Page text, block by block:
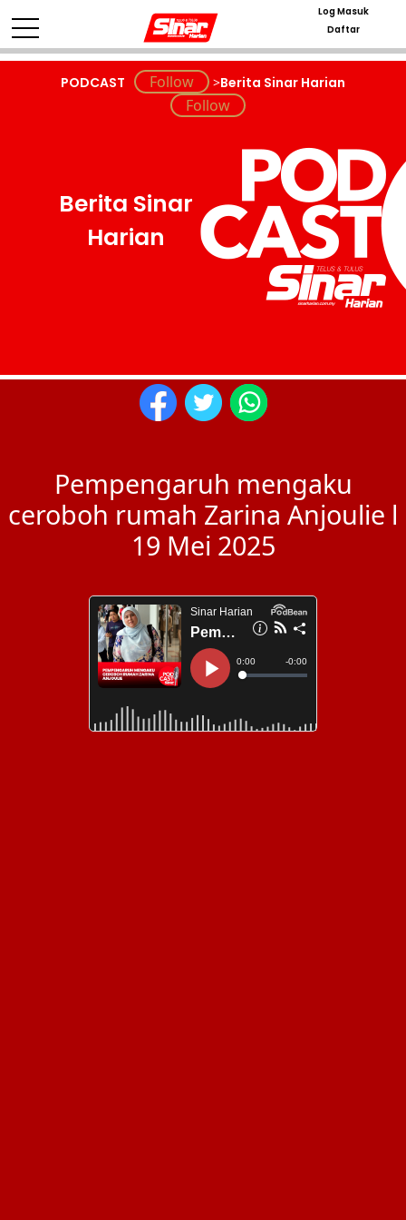
Log Masuk
Daftar
PODCAST >Berita Sinar Harian
Berita Sinar
Harian
Pempengaruh mengaku
ceroboh rumah Zarina Anjoulie l
19 Mei 2025